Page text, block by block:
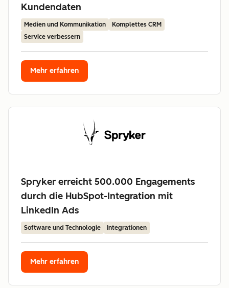
Kundendaten
Medien und Kommunikation
Komplettes CRM
Service verbessern
Mehr erfahren
Spryker erreicht 500.000 Engagements
durch die HubSpot-Integration mit
LinkedIn Ads
Software und Technologie Integrationen
Mehr erfahren